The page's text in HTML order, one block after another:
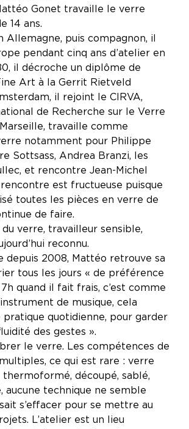
Gonet travaille le verre
14 ans.
Allemagne, puis compagnon, il
pendant cinq ans d’atelier en
il décroche un diplôme de
Art à la Gerrit Rietveld
il rejoint le CIRVA,
de Recherche sur le Verre
travaille comme
notamment pour Philippe
Sottsass, Andrea Branzi, les
et rencontre Jean-Michel
est fructueuse puisque
toutes les pièces en verre de
de faire.
du verre, travailleur sensible,
reconnu.
depuis 2008, Mattéo retrouve sa
tous les jours « de préférence
quand il fait frais, c’est comme
de musique, cela
pratique quotidienne, pour garder
des gestes ».
le verre. Les compétences de
ce qui est rare : verre
thermoformé, découpé, sablé,
aucune technique ne semble
s’effacer pour se mettre au
L’atelier est un lieu